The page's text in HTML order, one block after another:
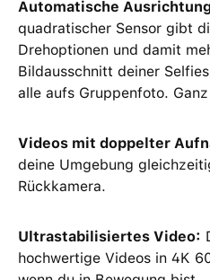
Automatische
quadratischer Sensor gibt
Drehoptionen und damit
Bildausschnitt deiner
alle aufs Gruppenfoto.
Videos mit doppelter
deine Umgebung
Rückkamera.
Ultrastabilisiertes Video:
hochwertige Videos in 4K